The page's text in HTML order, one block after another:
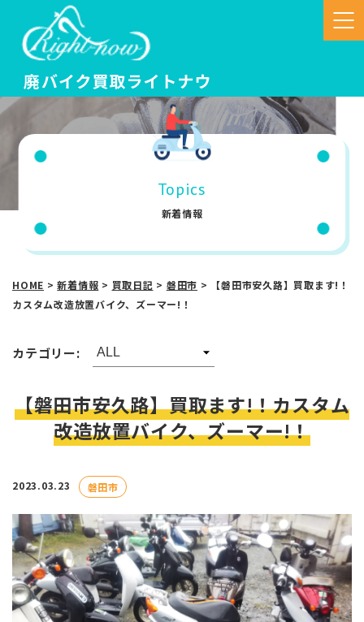
Topics
新着情報
HOME >新着情報 > 買取日記 > 磐田市 >
【磐田市安久路】買取ます!！
カスタム改造放置バイク、ズーマー!！
カテゴリー:
【磐田市安久路】買取ます!！カスタム
改造放置バイク、ズーマー!！
2023.03.23 磐田市